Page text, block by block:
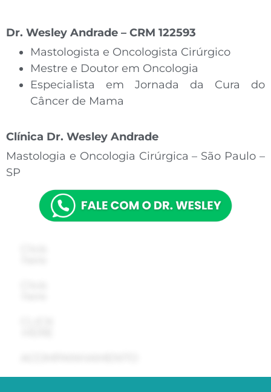
Dr. Wesley Andrade – CRM 122593
Mastologista e Oncologista Cirúrgico
Mestre e Doutor em Oncologia
Especialista em Jornada da Cura do
Câncer de Mama
Clínica Dr. Wesley Andrade
Mastologia e Oncologia Cirúrgica – São Paulo –
SP